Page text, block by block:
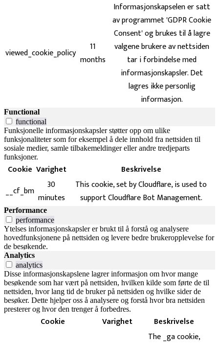
viewed_cookie_policy
11
months
Informasjonskapselen er satt
av programmet 'GDPR Cookie
Consent' og brukes til å lagre
valgene brukere av nettsiden
tar i forbindelse med
informasjonskapsler. Det
lagres ikke personlig
informasjon.
Functional
functional
Funksjonelle informasjonskapsler støtter opp om ulike
funksjonaliteter som for eksempel å dele innhold fra nettsiden til
sosiale medier, samle tilbakemeldinger eller andre tredjeparts
funksjoner.
Cookie Varighet
Beskrivelse
__cf_bm
30
minutes
This cookie, set by Cloudflare, is used to
support Cloudflare Bot Management.
Performance
performance
Ytelses informasjonskapsler er brukt til å forstå og analysere
hovedfunksjonene på nettsiden og levere bedre brukeropplevelse for
de besøkende.
Analytics
analytics
Disse informasjonskapslene lagrer informasjon om hvor mange
besøkende som har vært på nettsiden, hvilken kilde som førte de til
nettsiden, hvor lang tid de bruker på nettsiden og hvilke sider de
besøker. Dette hjelper oss å analysere og forstå hvor bra nettsiden
presterer og hvor den trenger å forbedres.
Cookie Varighet Beskrivelse
The _ga cookie,